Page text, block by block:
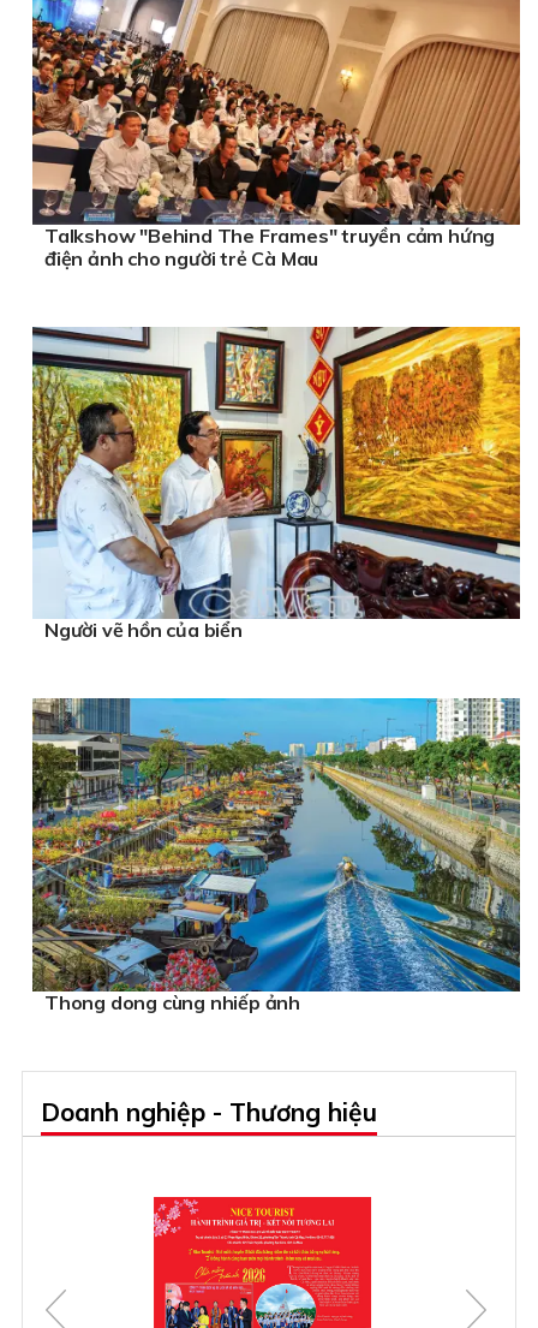
Talkshow "Behind The Frames" truyền cảm hứng
điện ảnh cho người trẻ Cà Mau
Người vẽ hồn của biển
Thong dong cùng nhiếp ảnh
Doanh nghiệp - Thương hiệu